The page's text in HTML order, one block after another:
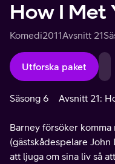
How I Met
Komedi2011Avsnitt 21
Utforska paket
Säsong 6 Avsnitt 21:
Barney försöker
(gästskådespelare
att ljuga om sina liv så